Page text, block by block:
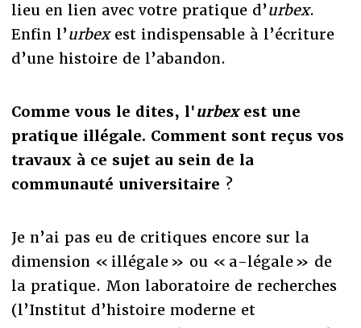
lieu en lien avec votre pratique d’urbex.
Enfin l’urbexest indispensable à l’écriture
d’une histoire de l’abandon.
Comme vous le dites, l'urbexest une
pratique illégale. Comment sont reçus vos
travaux à ce sujet au sein de la
communauté universitaire ?
Je n’ai pas eu de critiques encore sur la
dimension « illégale » ou « a-légale » de
la pratique. Mon laboratoire de recherches
(l’Institut d’histoire moderne et